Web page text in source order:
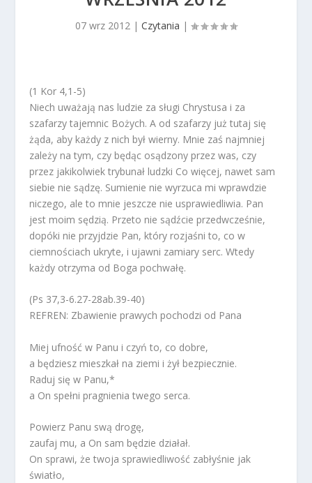
07 wrz 2012 | Czytania |
(1 Kor 4,1-5)
Niech uważają nas ludzie za sługi Chrystusa i za
szafarzy tajemnic Bożych. A od szafarzy już tutaj się
żąda, aby każdy z nich był wierny. Mnie zaś najmniej
zależy na tym, czy będąc osądzony przez was, czy
przez jakikolwiek trybunał ludzki Co więcej, nawet sam
siebie nie sądzę. Sumienie nie wyrzuca mi wprawdzie
niczego, ale to mnie jeszcze nie usprawiedliwia. Pan
jest moim sędzią. Przeto nie sądźcie przedwcześnie,
dopóki nie przyjdzie Pan, który rozjaśni to, co w
ciemnościach ukryte, i ujawni zamiary serc. Wtedy
każdy otrzyma od Boga pochwałę.
(Ps 37,3-6.27-28ab.39-40)
REFREN: Zbawienie prawych pochodzi od Pana
Miej ufność w Panu i czyń to, co dobre,
a będziesz mieszkał na ziemi i żył bezpiecznie.
Raduj się w Panu,*
a On spełni pragnienia twego serca.
Powierz Panu swą drogę,
zaufaj mu, a On sam będzie działał.
On sprawi, że twoja sprawiedliwość zabłyśnie jak
światło,